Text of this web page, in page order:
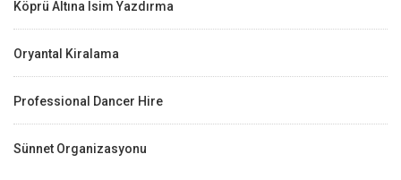
Köprü Altına Isim Yazdırma
Oryantal Kiralama
Professional Dancer Hire
Sünnet Organizasyonu